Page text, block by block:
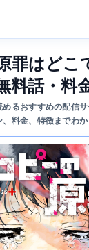
罪はどこ
料話・料
めるおすすめの配信
料金、特徴までわか